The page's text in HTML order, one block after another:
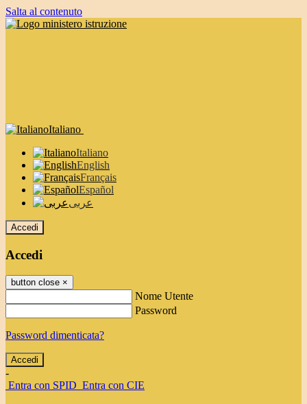
Salta al contenuto
Italiano
Italiano
English
Français
Español
عربى
Accedi
Accedi
button close ×
Nome Utente
Password
Password dimenticata?
-
Entra con SPID Entra con CIE